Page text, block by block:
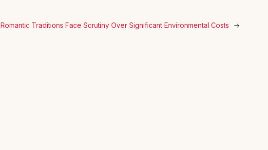
Romantic Traditions Face Scrutiny Over Significant Environmental Costs →